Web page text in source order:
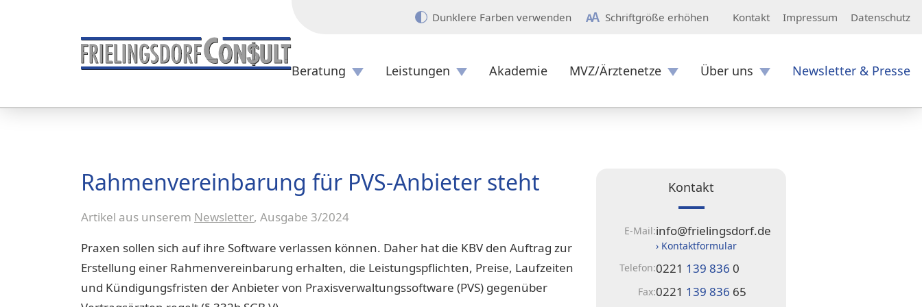
Beratung Leistungen Akademie MVZ/Ärztenetze Über uns Newsletter & Presse
Dunklere Farben verwenden Schriftgröße erhöhen Kontakt Impressum Datenschutz
Rahmenvereinbarung für PVS-Anbieter steht
Artikel aus unserem Newsletter, Ausgabe 3/2024
Praxen sollen sich auf ihre Software verlassen können. Daher hat die KBV den Auftrag zur
Erstellung einer Rahmenvereinbarung erhalten, die Leistungspflichten, Preise, Laufzeiten
und Kündigungsfristen der Anbieter von Praxisverwaltungssoftware (PVS) gegenüber
Kontakt
E-Mail:info@frielingsdorf.de
› Kontaktformular
Telefon:0221 139 836 0
Fax:0221 139 836 65